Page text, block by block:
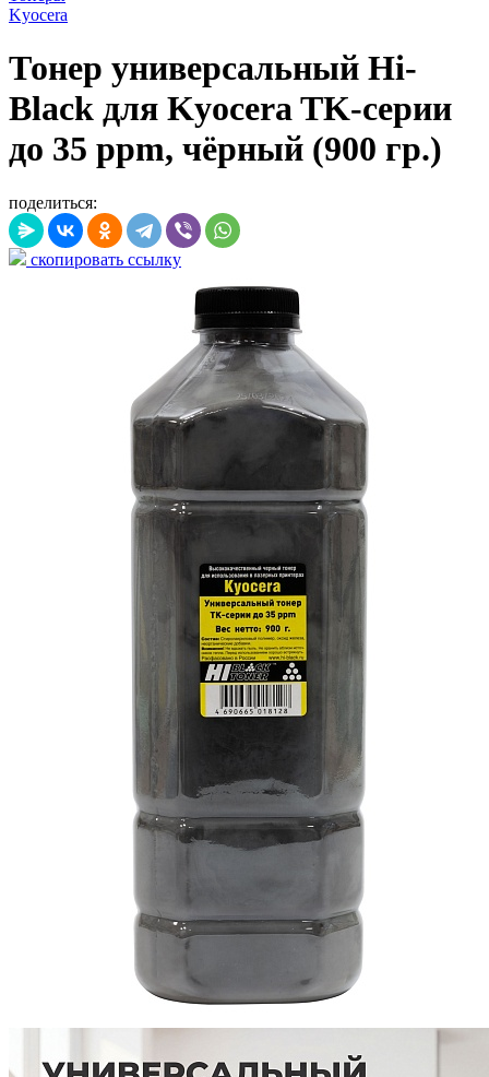
Kyocera
Тонер универсальный Hi-
Black для Kyocera TK-серии
до 35 ppm, чёрный (900 гр.)
поделиться:
скопировать ссылку